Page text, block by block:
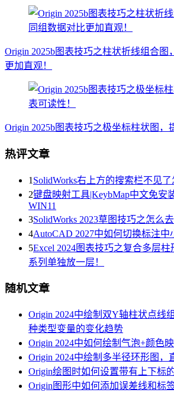
Origin 2025b图表技巧之柱状折线组合图
更加直观！
Origin 2025b图表技巧之极坐标柱状图，
热评文章
1 SolidWorks右上方的搜索栏不见了
2键盘映射工具|KeybMap中文免安
WIN11
3SolidWorks 2023草图技巧之怎么
4AutoCAD 2027中如何切换标注中
5Excel 2024图表技巧之复合多层
系列单独放一层！
随机文章
Origin 2024中绘制双Y轴柱状点线
种类型变量的变化趋势
Origin 2024中如何绘制气泡+颜色映
Origin 2024中绘制多半径环形图，
Origin绘图时如何设置带有上下标
Origin图形中如何添加误差线和标签